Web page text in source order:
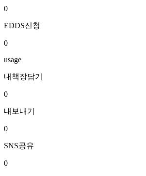
0
EDDS신청
0
usage
내책장담기
0
내보내기
0
SNS공유
0